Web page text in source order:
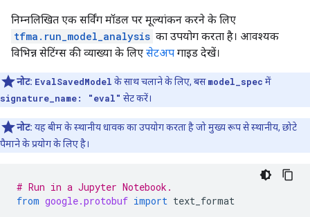
निम्नलिखित एक सर्विंग मॉडल पर मूल्यांकन करने के लिए
tfma.run_model_analysis का उपयोग करता है। आवश्यक
विभिन्न सेटिंग्स की व्याख्या के लिए सेटअप गाइड देखें।
नोट: EvalSavedModel के साथ चलाने के लिए, बसmodel_spec में
signature_name: "eval" सेट करें।
नोट: यह बीम के स्थानीय धावक का उपयोग करता है जो मुख्य रूप से स्थानीय, छोटे
पैमाने के प्रयोग के लिए है।
# Run in a Jupyter Notebook.
from google.protobuf import text_format